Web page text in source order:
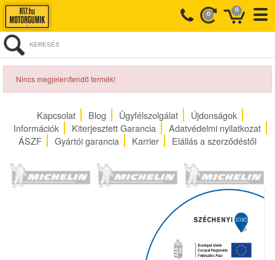
0
0
KERESÉS
Nincs megjelenítendő termék!
Kapcsolat Blog Ügyfélszolgálat
Újdonságok
Információk
Kiterjesztett Garancia
Adatvédelmi nyilatkozat
ÁSZF
Gyártói garancia Karrier Elállás a szerződéstől